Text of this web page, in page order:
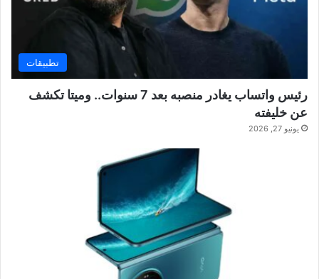
تطبيقات
رئيس واتساب يغادر منصبه بعد 7 سنوات.. وميتا تكشف
عن خليفته
يونيو 27, 2026